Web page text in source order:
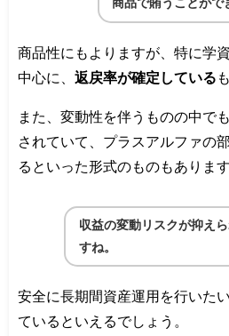
商品で賄うことがで
商品性にもよりますが、特に学
中心に、 返戻率が確定している
また、変動性を伴うものの中で
されていて、プラスアルファの
るといった形式のものもあります
収益の変動リスクが抑え
すね。
安全に長期間資産運用を行いた
ているといえるでしょう。